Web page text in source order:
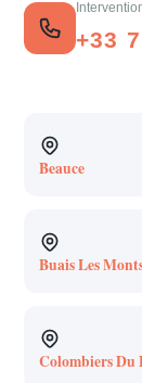
+33
Beauce
Buais Les
Colombiers Du